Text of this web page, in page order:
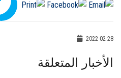
2022-02-28
الأخبار المتعلقة